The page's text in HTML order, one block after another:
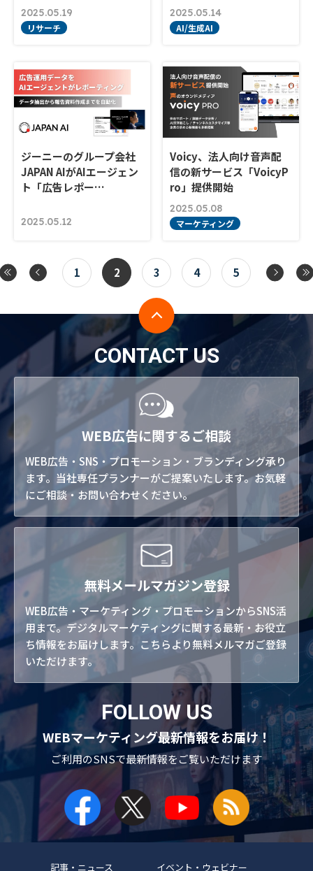
2025.05.19
リサーチ
2025.05.14
AI/生成AI
ジーニーのグループ会社
JAPAN AIがAIエージェン
ト「広告レポー…
2025.05.12
Voicy、法人向け音声配
信の新サービス「VoicyP
ro」提供開始
2025.05.08
マーケティング
1 2 3 4 5
CONTACT US
WEB広告に関するご相談
WEB広告・SNS・プロモーション・ブランディング承り
ます。当社専任プランナーがご提案いたします。お気軽
にご相談・お問い合わせください。
無料メールマガジン登録
WEB広告・マーケティング・プロモーションからSNS活
用まで。デジタルマーケティングに関する最新・お役立
ち情報をお届けします。こちらより無料メルマガご登録
いただけます。
FOLLOW US
WEBマーケティング最新情報をお届け！
ご利用のSNSで最新情報をご覧いただけます
記事・ニュース イベント・ウェビナー